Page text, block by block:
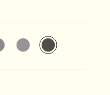
le produit
GRA6070
variantes: GRA6060
variantes: GRA6040
d'autres variantes:
Découvrir d'autres
Découvrir d'autres
Découvrir